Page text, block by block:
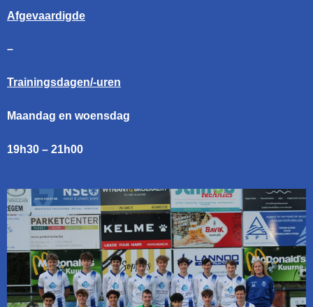
Afgevaardigde
–
Trainingsdagen/-uren
Maandag en woensdag
19h30 – 21h00